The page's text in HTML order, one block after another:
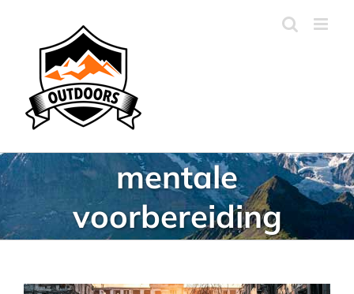
mentale
voorbereiding